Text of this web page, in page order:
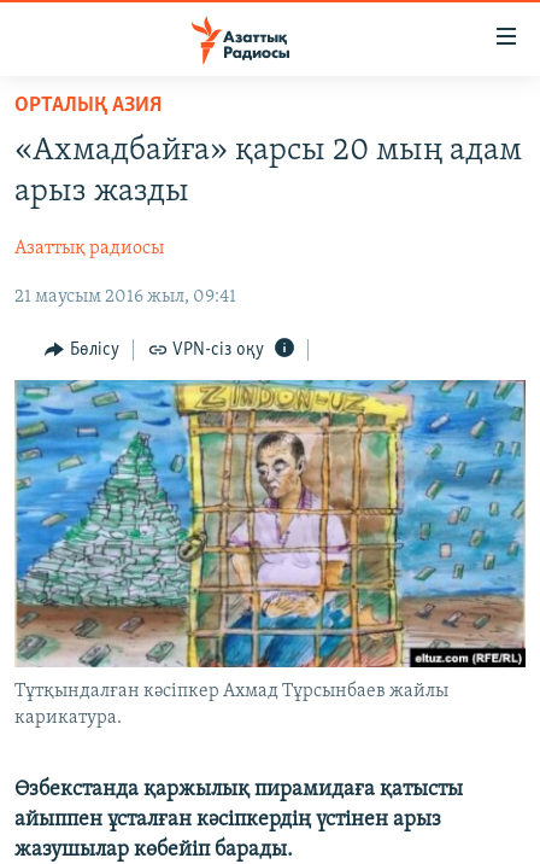
Skip
main
content
Skip
to
Navigation
Search
ЖАҢАЛЫҚТАР
AZATTYQTV
ҚАҢТАР ОҚИҒАСЫ
АДАМ ҚҰҚЫҚТАРЫ
ӘЛЕУМЕТ
ӘЛЕМ
АРНАЙЫ ЖОБАЛАР
Русский
ЖАЗЫЛЫҢЫЗ
Басқа тілдерде
ОРТАЛЫҚ АЗИЯ
«Ахмадбайға» қарсы 20 мың адам
арыз жазды
Азаттық радиосы
21 маусым 2016 жыл, 09:41
Бөлісу VPN-сіз оқу
Тұтқындалған кәсіпкер Ахмад Тұрсынбаев жайлы
карикатура.
Өзбекстанда қаржылық пирамидаға қатысты
айыппен ұсталған кәсіпкердің үстінен арыз
жазушылар көбейіп барады.